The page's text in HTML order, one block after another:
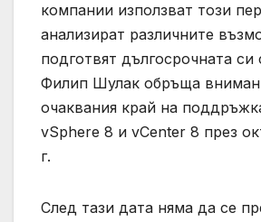
компании използват този
анализират различните
подготвят дългосрочната си
Филип Шулак обръща
очаквания край на
vSphere 8 и vCenter 8 през
г.
След тази дата няма да се